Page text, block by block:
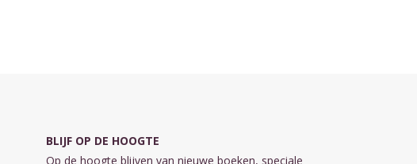
BLIJF OP DE HOOGTE
Op de hoogte blijven van nieuwe boeken, speciale